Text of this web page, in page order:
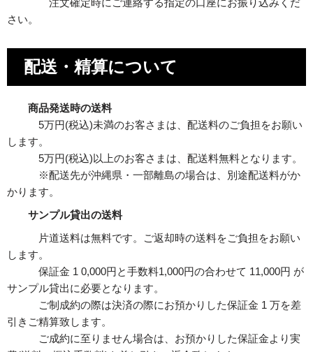
注文確定時にご連絡する指定の口座にお振り込みくだ
さい。
配送・精算について
商品発送時の送料
5万円(税込)未満のお客さまは、配送料のご負担をお願い
します。
5万円(税込)以上のお客さまは、配送料無料となります。
※配送先が沖縄県・一部離島の場合は、別途配送料がか
かります。
サンプル貸出の送料
片道送料は無料です。ご返却時の送料をご負担をお願い
します。
保証金 1 0,000円と手数料1,000円の合わせて 11,000円 が
サンプル貸出に必要となります。
ご制成約の際は決済の際にお預かりした保証金 1 万を差
引きご精算致します。
ご成約に至りません場合は、お預かりした保証金より実